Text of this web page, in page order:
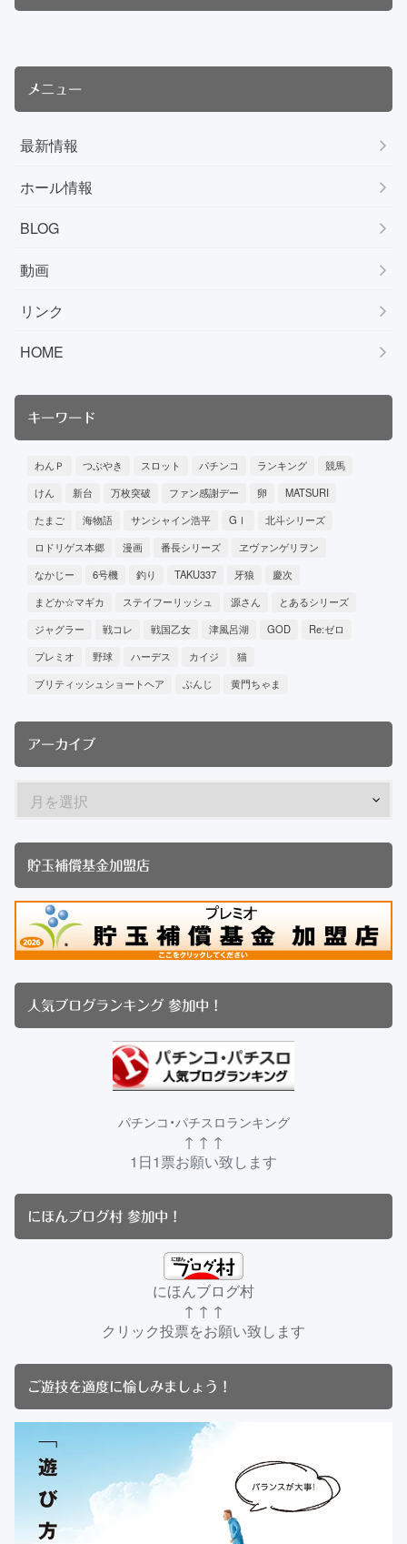
メニュー
最新情報
ホール情報
BLOG
動画
リンク
HOME
キーワード
わんＰ つぶやき スロット パチンコ ランキング
競馬
けん
新台 万枚突破 ファン感謝デー 卵
MATSURI
たまご
海物語 サンシャイン浩平 GⅠ
北斗シリーズ
ロドリゲス本郷
漫画 番長シリーズ
ヱヴァンゲリヲン
なかじー
6号機 釣り TAKU337 牙狼
慶次
まどか☆マギカ
ステイフーリッシュ 源さん
とあるシリーズ
ジャグラー
戦コレ 戦国乙女 津風呂湖 GOD
Re:ゼロ
プレミオ
野球 ハーデス カイジ
猫
ブリティッシュショートヘア
ぶんじ 黄門ちゃま
アーカイブ
貯玉補償基金加盟店
人気ブログランキング 参加中！
パチンコ・パチスロランキング
↑ ↑ ↑
1日1票お願い致します
にほんブログ村 参加中！
にほんブログ村
↑ ↑ ↑
クリック投票をお願い致します
ご遊技を適度に愉しみましょう！